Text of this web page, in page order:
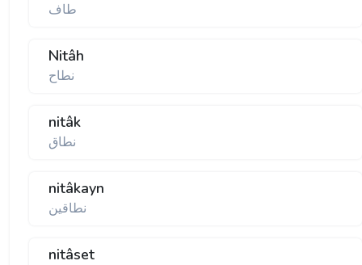
طاف
Nitâh
نطاح
nitâk
نطاق
nitâkayn
نطاقين
nitâset